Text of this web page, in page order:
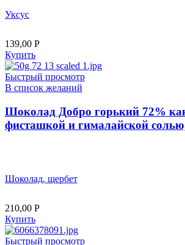
Уксус
139,00 Р
Купить
Быстрый просмотр
В список желаний
Шоколад Добро горький 72%
фисташкой и гималайской
Шоколад, щербет
210,00 Р
Купить
Быстрый просмотр